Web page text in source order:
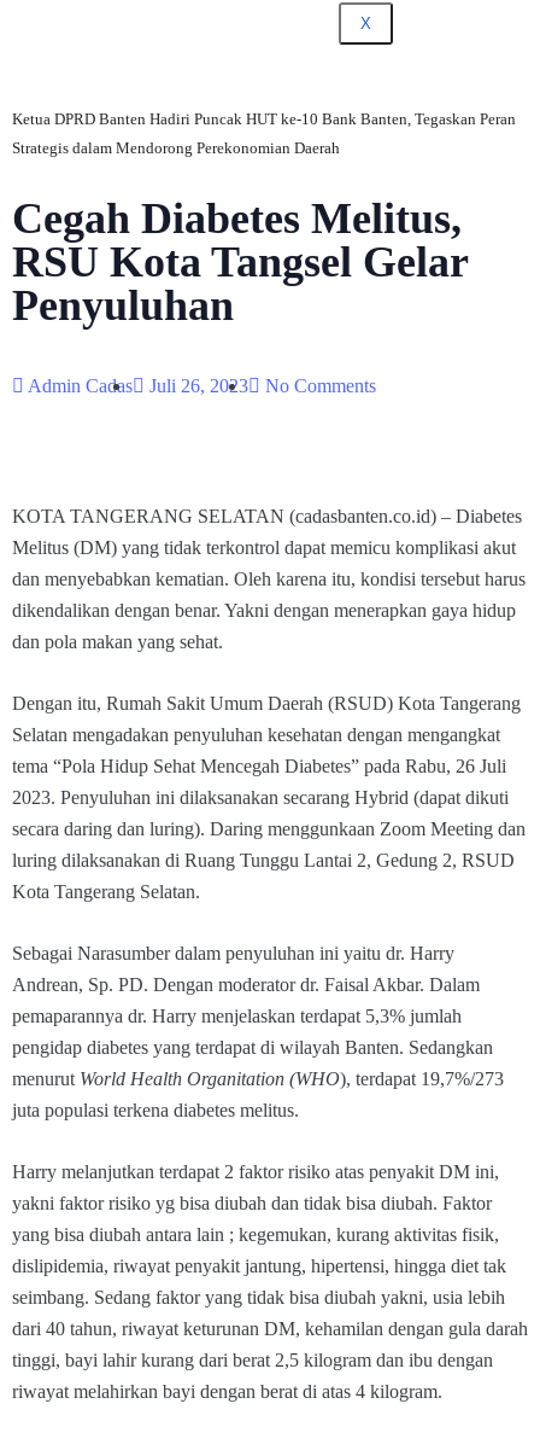
X
Ketua DPRD Banten Hadiri Puncak HUT ke-10 Bank Banten, Tegaskan Peran
Strategis dalam Mendorong Perekonomian Daerah
Cegah Diabetes Melitus,
RSU Kota Tangsel Gelar
Penyuluhan
Admin Cadas Juli 26, 2023 No Comments
KOTA TANGERANG SELATAN (cadasbanten.co.id) – Diabetes
Melitus (DM) yang tidak terkontrol dapat memicu komplikasi akut
dan menyebabkan kematian. Oleh karena itu, kondisi tersebut harus
dikendalikan dengan benar. Yakni dengan menerapkan gaya hidup
dan pola makan yang sehat.
Dengan itu, Rumah Sakit Umum Daerah (RSUD) Kota Tangerang
Selatan mengadakan penyuluhan kesehatan dengan mengangkat
tema “Pola Hidup Sehat Mencegah Diabetes” pada Rabu, 26 Juli
2023. Penyuluhan ini dilaksanakan secarang Hybrid (dapat dikuti
secara daring dan luring). Daring menggunkaan Zoom Meeting dan
luring dilaksanakan di Ruang Tunggu Lantai 2, Gedung 2, RSUD
Kota Tangerang Selatan.
Sebagai Narasumber dalam penyuluhan ini yaitu dr. Harry
Andrean, Sp. PD. Dengan moderator dr. Faisal Akbar. Dalam
pemaparannya dr. Harry menjelaskan terdapat 5,3% jumlah
pengidap diabetes yang terdapat di wilayah Banten. Sedangkan
menurut World Health Organitation (WHO), terdapat 19,7%/273
juta populasi terkena diabetes melitus.
Harry melanjutkan terdapat 2 faktor risiko atas penyakit DM ini,
yakni faktor risiko yg bisa diubah dan tidak bisa diubah. Faktor
yang bisa diubah antara lain ; kegemukan, kurang aktivitas fisik,
dislipidemia, riwayat penyakit jantung, hipertensi, hingga diet tak
seimbang. Sedang faktor yang tidak bisa diubah yakni, usia lebih
dari 40 tahun, riwayat keturunan DM, kehamilan dengan gula darah
tinggi, bayi lahir kurang dari berat 2,5 kilogram dan ibu dengan
riwayat melahirkan bayi dengan berat di atas 4 kilogram.